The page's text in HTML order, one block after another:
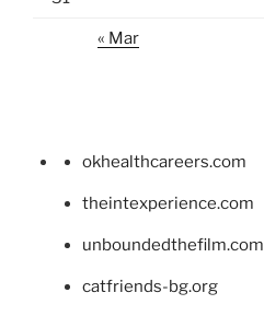
« Mar
okhealthcareers.com
theintexperience.com
unboundedthefilm.com
catfriends-bg.org